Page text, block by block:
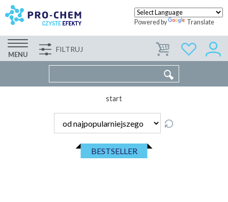
Powered by Translate
MENU
FILTRUJ WSPÓŁPRACA KONTAKT
start
BESTSELLER